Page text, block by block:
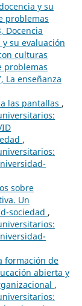
y su
problemas
Docencia
su evaluación
culturas
problemas
La enseñanza
las pantallas ,
,
sobre
Un
sociedad ,
formación de
abierta y
,